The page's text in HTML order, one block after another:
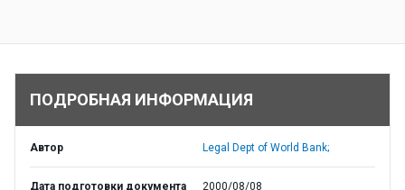
ПОДРОБНАЯ ИНФОРМАЦИЯ
Автор Legal Dept of World Bank;
Дата подготовки документа 2000/08/08